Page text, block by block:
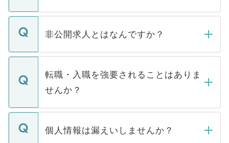
ご登録いただきましたら、弊社担当者がご
登録内容を確認し、その後メールもしくは
ます。通常、5営業日以内にはご連絡をせて
いただきますので、しばらくお待ちくださ
非公開求人とはなんですか？
マイナビDOCTORで取り扱っている求人の
うち約3割は、Webサイトからご覧いただ
けない「非公開求人」です。非公開求人は
下記の理由によって、一般には公開してい
ません。
■応募殺到を避けるため 人気のある医療機
転職・入職を強要されることはありま
せんか？
転職・入職を強要することは一切ありませ
ん。また、仮に応募先から内定をいただい
個人情報は漏えいしませんか？